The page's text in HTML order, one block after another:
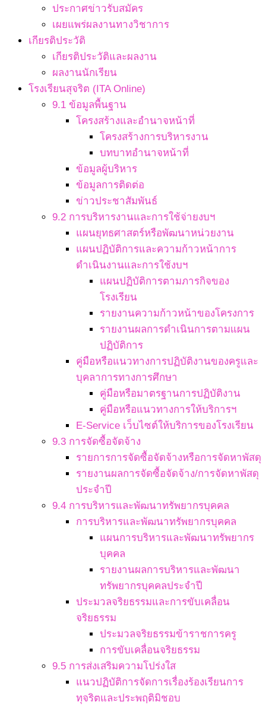
ประกาศข่าวรับสมัคร
เผยแพร่ผลงานทางวิชาการ
เกียรติประวัติ
เกียรติประวัติและผลงาน
ผลงานนักเรียน
โรงเรียนสุจริต (ITA Online)
9.1 ข้อมูลพื้นฐาน
โครงสร้างและอำนาจหน้าที่
โครงสร้างการบริหารงาน
บทบาทอำนาจหน้าที่
ข้อมูลผู้บริหาร
ข้อมูลการติดต่อ
ข่าวประชาสัมพันธ์
9.2 การบริหารงานและการใช้จ่ายงบฯ
แผนยุทธศาสตร์หรือพัฒนาหน่วยงาน
แผนปฏิบัติการและความก้าวหน้าการ
ดำเนินงานและการใช้งบฯ
แผนปฏิบัติการตามภารกิจของ
โรงเรียน
รายงานความก้าวหน้าของโครงการ
รายงานผลการดำเนินการตามแผน
ปฏิบัติการ
คู่มือหรือแนวทางการปฏิบัติงานของครูและ
บุคลาการทางการศึกษา
คู่มือหรือมาตรฐานการปฏิบัติงาน
คู่มือหรือแนวทางการให้บริการฯ
E-Service เว็บไซต์ให้บริการของโรงเรียน
9.3 การจัดซื้อจัดจ้าง
รายการการจัดซื้อจัดจ้างหรือการจัดหาพัสดุ
รายงานผลการจัดซื้อจัดจ้าง/การจัดหาพัสดุ
ประจำปี
9.4 การบริหารและพัฒนาทรัพยากรบุคคล
การบริหารและพัฒนาทรัพยากรบุคคล
แผนการบริหารและพัฒนาทรัพยากร
บุคคล
รายงานผลการบริหารและพัฒนา
ทรัพยากรบุคคลประจำปี
ประมวลจริยธรรมและการขับเคลื่อน
จริยธรรม
ประมวลจริยธรรมข้าราชการครู
การขับเคลื่อนจริยธรรม
9.5 การส่งเสริมความโปร่งใส
แนวปฏิบัติการจัดการเรื่องร้องเรียนการ
ทุจริตและประพฤติมิชอบ